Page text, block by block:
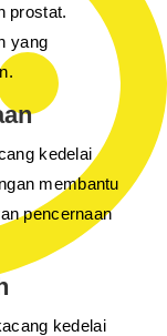
prostat.
yang
kedelai
membantu
pencernaan
kedelai